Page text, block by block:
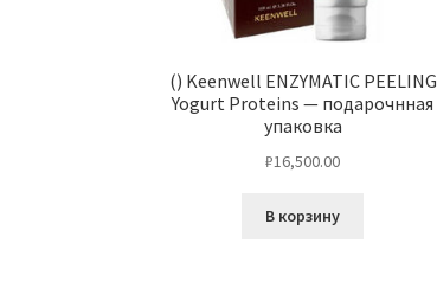
() Keenwell ENZYMATIC PEELING
Yogurt Proteins — подарочнная
упаковка
₽16,500.00
В корзину